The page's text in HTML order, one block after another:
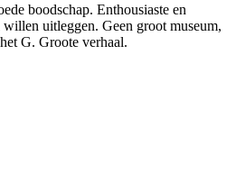
boodschap. Enthousiaste en
uitleggen. Geen groot museum,
G. Groote verhaal.